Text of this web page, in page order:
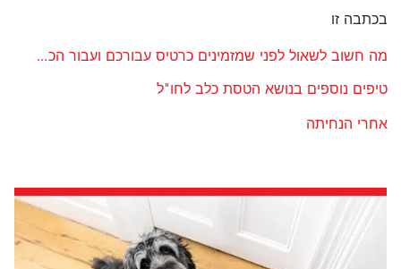
בכתבה זו
מה חשוב לשאול לפני שמזמינים כרטיס עבורכם ועבור הכלב?
טיפים נוספים בנושא הטסת כלב לחו"ל
אחרי הנחיתה